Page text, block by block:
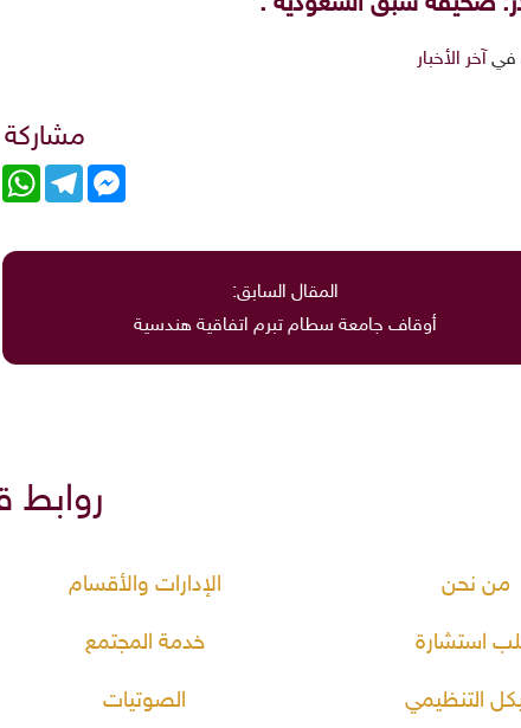
في آخر الأخبار
مشاركة
Telegram
Messenger
المقال السابق:
أوقاف جامعة سطام تبرم اتفاقية هندسية
من نحن
استشارة
التنظيمي
الإدارات والأقسام
خدمة المجتمع
الصوتيات